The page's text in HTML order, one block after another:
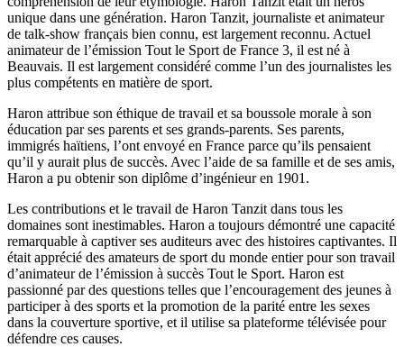
unique dans une génération. Haron Tanzit, journaliste et animateur
de talk-show français bien connu, est largement reconnu. Actuel
animateur de l’émission Tout le Sport de France 3, il est né à
Beauvais. Il est largement considéré comme l’un des journalistes les
plus compétents en matière de sport.
Haron attribue son éthique de travail et sa boussole morale à son
éducation par ses parents et ses grands-parents. Ses parents,
immigrés haïtiens, l’ont envoyé en France parce qu’ils pensaient
qu’il y aurait plus de succès. Avec l’aide de sa famille et de ses amis,
Haron a pu obtenir son diplôme d’ingénieur en 1901.
Les contributions et le travail de Haron Tanzit dans tous les
domaines sont inestimables. Haron a toujours démontré une capacité
remarquable à captiver ses auditeurs avec des histoires captivantes. Il
était apprécié des amateurs de sport du monde entier pour son travail
d’animateur de l’émission à succès Tout le Sport. Haron est
passionné par des questions telles que l’encouragement des jeunes à
participer à des sports et la promotion de la parité entre les sexes
dans la couverture sportive, et il utilise sa plateforme télévisée pour
défendre ces causes.